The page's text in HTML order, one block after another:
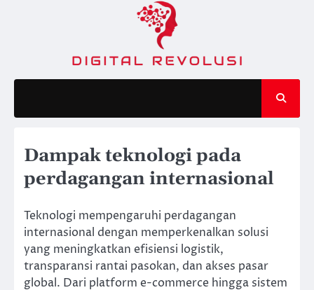
Dampak teknologi pada
perdagangan internasional
Teknologi mempengaruhi perdagangan
internasional dengan memperkenalkan solusi
yang meningkatkan efisiensi logistik,
transparansi rantai pasokan, dan akses pasar
global. Dari platform e-commerce hingga sistem